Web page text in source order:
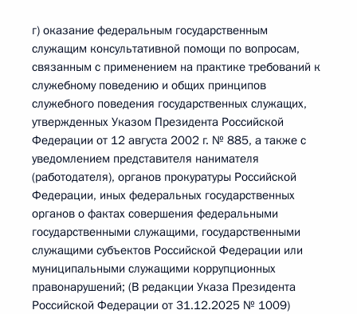
г) оказание федеральным государственным
служащим консультативной помощи по вопросам,
связанным с применением на практике требований к
служебному поведению и общих принципов
служебного поведения государственных служащих,
утвержденных Указом Президента Российской
Федерации от 12 августа 2002 г. № 885, а также с
уведомлением представителя нанимателя
(работодателя), органов прокуратуры Российской
Федерации, иных федеральных государственных
органов о фактах совершения федеральными
государственными служащими, государственными
служащими субъектов Российской Федерации или
муниципальными служащими коррупционных
правонарушений; (В редакции Указа Президента
Российской Федерации от 31.12.2025 № 1009)